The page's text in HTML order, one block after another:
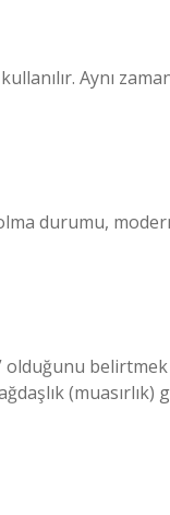
Aynı
durumu,
olduğunu belirtmek
(muasırlık)